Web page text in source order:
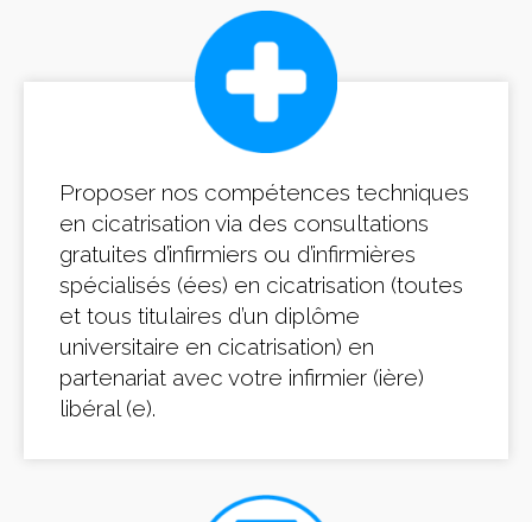
Proposer nos compétences techniques
en cicatrisation via des consultations
gratuites d’infirmiers ou d’infirmières
spécialisés (ées) en cicatrisation (toutes
et tous titulaires d’un diplôme
universitaire en cicatrisation) en
partenariat avec votre infirmier (ière)
libéral (e).